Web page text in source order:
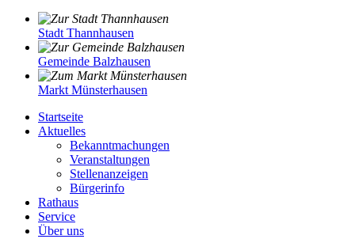
Stadt Thannhausen
Gemeinde Balzhausen
Markt Münsterhausen
Startseite
Aktuelles
Bekanntmachungen
Veranstaltungen
Stellenanzeigen
Bürgerinfo
Rathaus
Service
Über uns